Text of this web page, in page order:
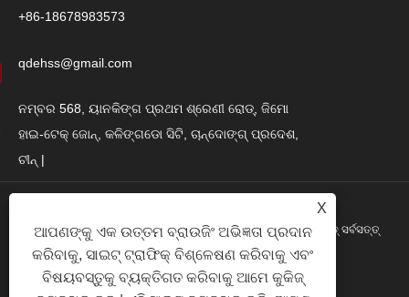
+86-18678983573
qdehss@gmail.com
ନମ୍ବର 568, ୟାନକିଙ୍ଗ ପ୍ରଥମ ଶ୍ରେଣୀ ରୋଡ୍, ଜିମୋ
ହାଇ-ଟେକ୍ ଜୋନ୍, କଳିଙ୍ଗଡୋ ସିଟି, ଚାନ୍ଦୋଙ୍ଗ୍ ପ୍ରଦେଶ,
ଚୀନ୍ |
କପିରାଇଟ୍ © 2024 କଳିଙ୍ଗ ଇହି ଷ୍ଟିଲ୍ ଷ୍ଟ୍ରକଚର ଗ୍ରୁପ୍ କୋ।, ଲିମିଟେଡ୍ ସର୍ବସତ୍ତ୍
Res ସଂରକ୍ଷିତ |
Links | Sitemap | RSS | XML | ଗୋପନୀୟତା ନୀତି
X
ଆପଣଙ୍କୁ ଏକ ଉତ୍ତମ ବ୍ରାଉଜିଂ ଅଭିଜ୍ଞତା ପ୍ରଦାନ
କରିବାକୁ, ସାଇଟ୍ ଟ୍ରାଫିକ୍ ବିଶ୍ଳେଷଣ କରିବାକୁ ଏବଂ
ବିଷୟବସ୍ତୁକୁ ବ୍ୟକ୍ତିଗତ କରିବାକୁ ଆମେ କୁକିଜ୍